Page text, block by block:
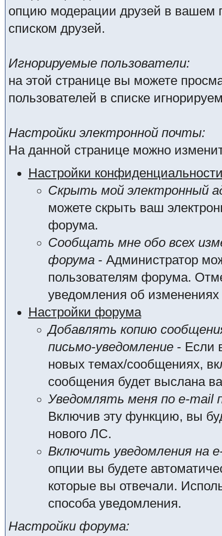
опцию модерации друзей в вашем
списком друзей.
Игнорируемые пользователи:
на этой странице вы можете
пользователей в списке
Настройки электронной почты:
На данной странице можно
Настройки
Скрыть мой электронный
можете скрыть ваш
форума.
Сообщать мне обо всех
форума- Администратор
пользователям форума.
уведомления об
Настройки форума
Добавлять копию
письмо-уведомление- Если
новых темах/сообщениях,
сообщения будет выслана
Уведомлять меня по e-mail
Включив эту функцию, вы
нового ЛС.
Включить уведомления на
опции вы будете
которые вы отвечали.
способа уведомления.
Настройки форума: